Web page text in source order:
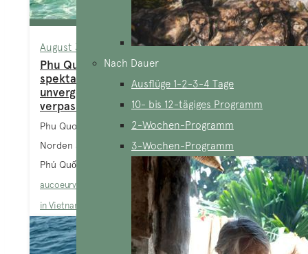
Nach Dauer
Ausflüge 1-2-3-4 Tage
10- bis 12-tägiges Programm
2-Wochen-Programm
3-Wochen-Programm
August 3, 2026
Phu Quoc Sehenswürdigkeiten: 15
spektakuläre Highlights für einen
unvergesslichen Urlaub die du nicht
verpassen darfst
Phu Quoc Sehenswürdigkeiten gibt es sowohl im
Norden als auch im Süden der Insel zu entdecken.
Phú Quốc, die im...
aucoeurvietnam-admin , In Vietnam, Phu Quoc, Tour
in Vietnam
Wandern in Vietnam